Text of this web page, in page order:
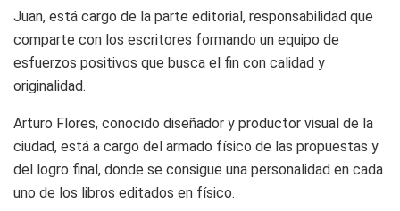
Juan, está cargo de la parte editorial, responsabilidad que
comparte con los escritores formando un equipo de
esfuerzos positivos que busca el fin con calidad y
originalidad.
Arturo Flores, conocido diseñador y productor visual de la
ciudad, está a cargo del armado físico de las propuestas y
del logro final, donde se consigue una personalidad en cada
uno de los libros editados en físico.